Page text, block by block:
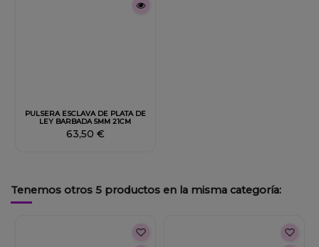
PULSERA ESCLAVA DE PLATA DE
LEY BARBADA 5MM 21CM
63,50 €
Tenemos otros 5 productos en la misma categoría: